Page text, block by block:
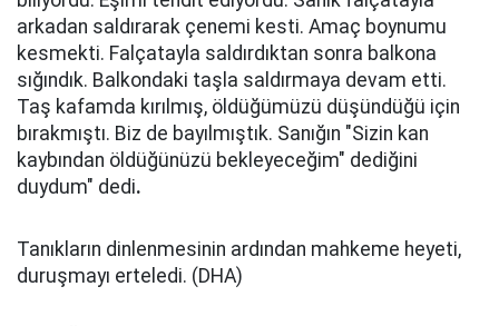
arkadan saldırarak çenemi kesti. Amaç boynumu
kesmekti. Falçatayla saldırdıktan sonra balkona
sığındık. Balkondaki taşla saldırmaya devam etti.
Taş kafamda kırılmış, öldüğümüzü düşündüğü için
bırakmıştı. Biz de bayılmıştık. Sanığın "Sizin kan
kaybından öldüğünüzü bekleyeceğim" dediğini
duydum" dedi.
Tanıkların dinlenmesinin ardından mahkeme heyeti,
duruşmayı erteledi. (DHA)